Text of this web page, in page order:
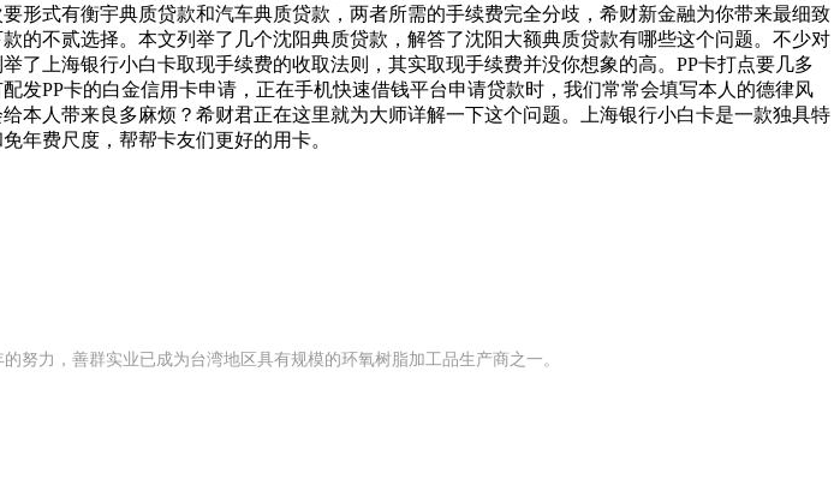
形式有衡宇典质贷款和汽车典质贷款，两者所需的手续费完全分歧，希财新金融为你带来最细致
的不贰选择。本文列举了几个沈阳典质贷款，解答了沈阳大额典质贷款有哪些这个问题。不少对
上海银行小白卡取现手续费的收取法则，其实取现手续费并没你想象的高。PP卡打点要几多
PP卡的白金信用卡申请，正在手机快速借钱平台申请贷款时，我们常常会填写本人的德律风
本人带来良多麻烦？希财君正在这里就为大师详解一下这个问题。上海银行小白卡是一款独具特
年费尺度，帮帮卡友们更好的用卡。
努力，善群实业已成为台湾地区具有规模的环氧树脂加工品生产商之一。